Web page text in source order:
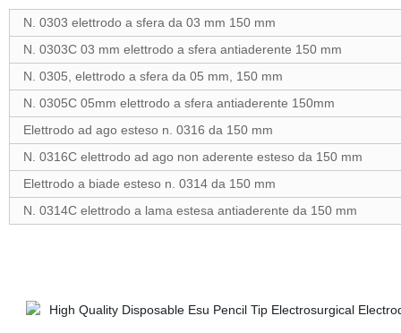
N. 0303 elettrodo a sfera da 03 mm 150 mm
N. 0303C 03 mm elettrodo a sfera antiaderente 150 mm
N. 0305, elettrodo a sfera da 05 mm, 150 mm
N. 0305C 05mm elettrodo a sfera antiaderente 150mm
Elettrodo ad ago esteso n. 0316 da 150 mm
N. 0316C elettrodo ad ago non aderente esteso da 150 mm
Elettrodo a biade esteso n. 0314 da 150 mm
N. 0314C elettrodo a lama estesa antiaderente da 150 mm